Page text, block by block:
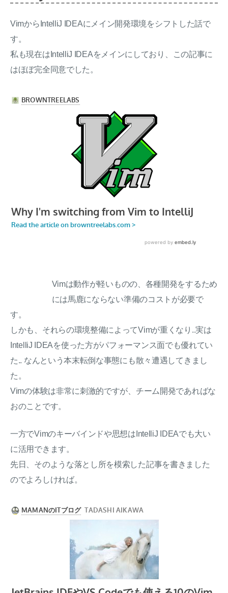
VimからIntelliJ IDEAにメイン開発環境をシフトした話で
す。
私も現在はIntelliJ IDEAをメインにしており、この記事に
はほぼ完全同意でした。
Vimは動作が軽いものの、各種開発をするため
には馬鹿にならない準備のコストが必要で
す。
しかも、それらの環境整備によってVimが重くなり..実は
IntelliJ IDEAを使った方がパフォーマンス面でも優れてい
た.. なんという本末転倒な事態にも散々遭遇してきまし
た。
Vimの体験は非常に刺激的ですが、チーム開発であればな
おのことです。
一方でVimのキーバインドや思想はIntelliJ IDEAでも大い
に活用できます。
先日、そのような落とし所を模索した記事を書きました
のでよろしければ。